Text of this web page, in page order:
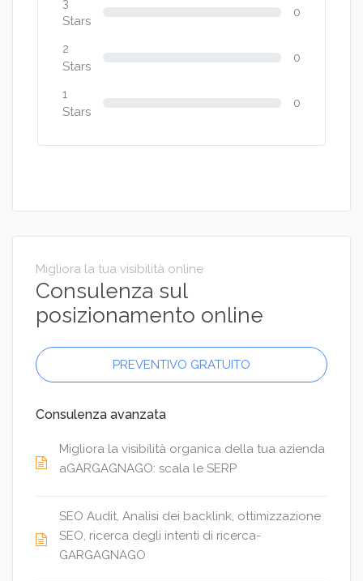
3
Stars
0
2
Stars
0
1
Stars
0
Migliora la tua visibilità online
Consulenza sul
posizionamento online
PREVENTIVO GRATUITO
Consulenza avanzata
Migliora la visibilità organica della tua azienda
aGARGAGNAGO: scala le SERP
SEO Audit, Analisi dei backlink, ottimizzazione
SEO, ricerca degli intenti di ricerca-
GARGAGNAGO